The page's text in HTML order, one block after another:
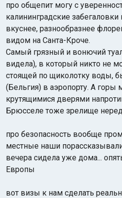
про общепит могу с
калининградские
вкуснее, разнообразнее
видом на Санта-Кроче.
Самый грязный и вонючий
видела), в который никто не
стоящей по щиколотку воды,
(Бельгия) в аэропорту. А
крутящимися дверями
Брюсселе тоже зрелище
про безопасность вообще
местные наши
вечера сидела уже дома...
Европы
вот визы к нам сделать